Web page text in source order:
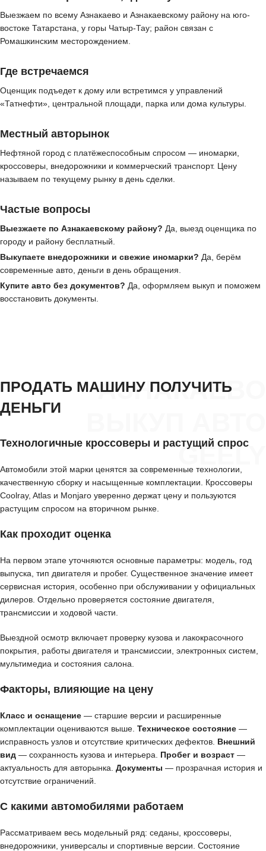
Выезжаем по всему Азнакаево и Азнакаевскому району на юго-
востоке Татарстана, у горы Чатыр-Тау; район связан с
Ромашкинским месторождением.
Где встречаемся
Оценщик подъедет к дому или встретимся у управлений
«Татнефти», центральной площади, парка или дома культуры.
Местный авторынок
Нефтяной город с платёжеспособным спросом — иномарки,
кроссоверы, внедорожники и коммерческий транспорт. Цену
называем по текущему рынку в день сделки.
Частые вопросы
Выезжаете по Азнакаевскому району? Да, выезд оценщика по
городу и району бесплатный.
Выкупаете внедорожники и свежие иномарки? Да, берём
современные авто, деньги в день обращения.
Купите авто без документов? Да, оформляем выкуп и поможем
восстановить документы.
АЗНАКАЕВО
GEELY
ПРОДАТЬ МАШИНУ ПОЛУЧИТЬ
ДЕНЬГИ
Технологичные кроссоверы и растущий спрос
Автомобили этой марки ценятся за современные технологии,
качественную сборку и насыщенные комплектации. Кроссоверы
Coolray, Atlas и Monjaro уверенно держат цену и пользуются
растущим спросом на вторичном рынке.
Как проходит оценка
На первом этапе уточняются основные параметры: модель, год
выпуска, тип двигателя и пробег. Существенное значение имеет
сервисная история, особенно при обслуживании у официальных
дилеров. Отдельно проверяется состояние двигателя,
трансмиссии и ходовой части.
Выездной осмотр включает проверку кузова и лакокрасочного
покрытия, работы двигателя и трансмиссии, электронных систем,
мультимедиа и состояния салона.
Факторы, влияющие на цену
Класс и оснащение — старшие версии и расширенные
комплектации оцениваются выше. Техническое состояние —
исправность узлов и отсутствие критических дефектов. Внешний
вид — сохранность кузова и интерьера. Пробег и возраст —
актуальность для авторынка. Документы — прозрачная история и
отсутствие ограничений.
С какими автомобилями работаем
Рассматриваем весь модельный ряд: седаны, кроссоверы,
внедорожники, универсалы и спортивные версии. Состояние